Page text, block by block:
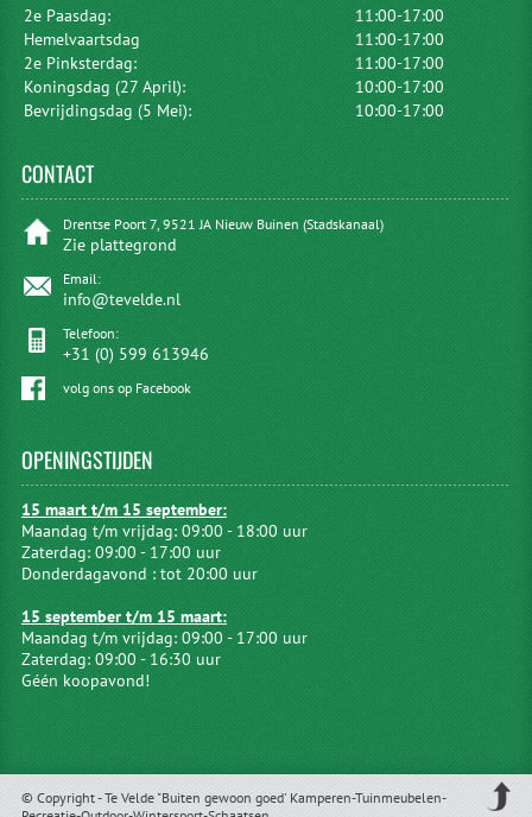
2e Paasdag:
11:00-17:00
Hemelvaartsdag
11:00-17:00
2e Pinksterdag:
11:00-17:00
Koningsdag (27 April):
10:00-17:00
Bevrijdingsdag (5 Mei):
10:00-17:00
CONTACT
Drentse Poort 7, 9521 JA Nieuw Buinen (Stadskanaal)
Zie plattegrond
Email:
info@tevelde.nl
Telefoon:
+31 (0) 599 613946
volg ons op Facebook
OPENINGSTIJDEN
15 maart t/m 15 september:
Maandag t/m vrijdag: 09:00 - 18:00 uur
Zaterdag: 09:00 - 17:00 uur
Donderdagavond : tot 20:00 uur
15 september t/m 15 maart:
Maandag t/m vrijdag: 09:00 - 17:00 uur
Zaterdag: 09:00 - 16:30 uur
Géén koopavond!
© Copyright - Te Velde "Buiten gewoon goed' Kamperen-Tuinmeubelen-